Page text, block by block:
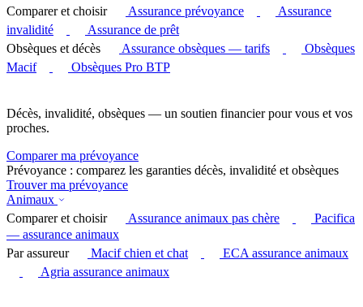
Comparer et choisir
Assurance prévoyance
Assurance
invalidité
Assurance de prêt
Obsèques et décès
Assurance obsèques — tarifs
Obsèques
Macif
Obsèques Pro BTP
Décès, invalidité, obsèques — un soutien financier pour vous et vos
proches.
Comparer ma prévoyance
Prévoyance : comparez les garanties décès, invalidité et obsèques
Trouver ma prévoyance
Animaux
Comparer et choisir
Assurance animaux pas chère
Pacifica
— assurance animaux
Par assureur
Macif chien et chat
ECA assurance animaux
Agria assurance animaux